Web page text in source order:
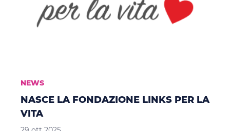
NEWS
NASCE LA FONDAZIONE LINKS PER LA
VITA